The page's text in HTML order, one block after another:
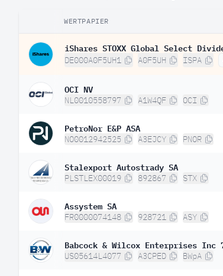
WERTPAPIER
iShares STOXX Global Select
DE000A0F5UH1 A0F5UH ISPA
OCI NV
NL0010558797 A1W4QF OCI
PetroNor E&P ASA
NO0012942525 A3EJCY PNOR
Stalexport Autostrady SA
PLSTLEX00019 892867 STX
Assystem SA
FR0000074148 928721 ASY
Babcock & Wilcox Enterprises Inc
US05614L4077 A3CPED BWpA